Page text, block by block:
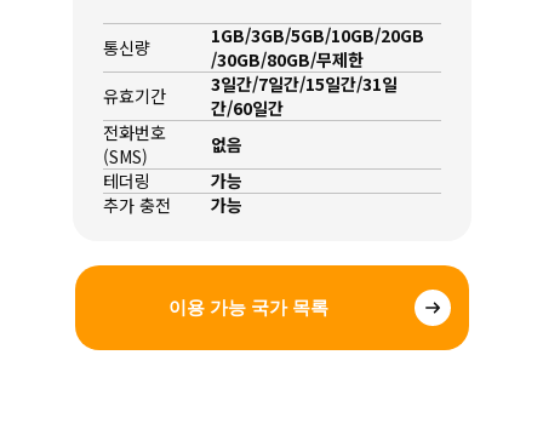
통신량
1GB/3GB/5GB/10GB/20GB
/30GB/80GB/무제한
유효기간
3일간/7일간/15일간/31일
간/60일간
전화번호
(SMS)
없음
테더링
가능
추가 충전
가능
이용 가능 국가 목록